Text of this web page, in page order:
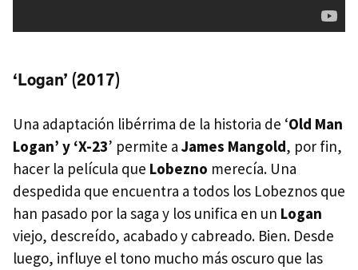
‘Logan’ (2017)
Una adaptación libérrima de la historia de ‘Old Man
Logan’ y ‘X-23’ permite a James Mangold, por fin,
hacer la película que Lobezno merecía. Una
despedida que encuentra a todos los Lobeznos que
han pasado por la saga y los unifica en un Logan
viejo, descreído, acabado y cabreado. Bien. Desde
luego, influye el tono mucho más oscuro que las